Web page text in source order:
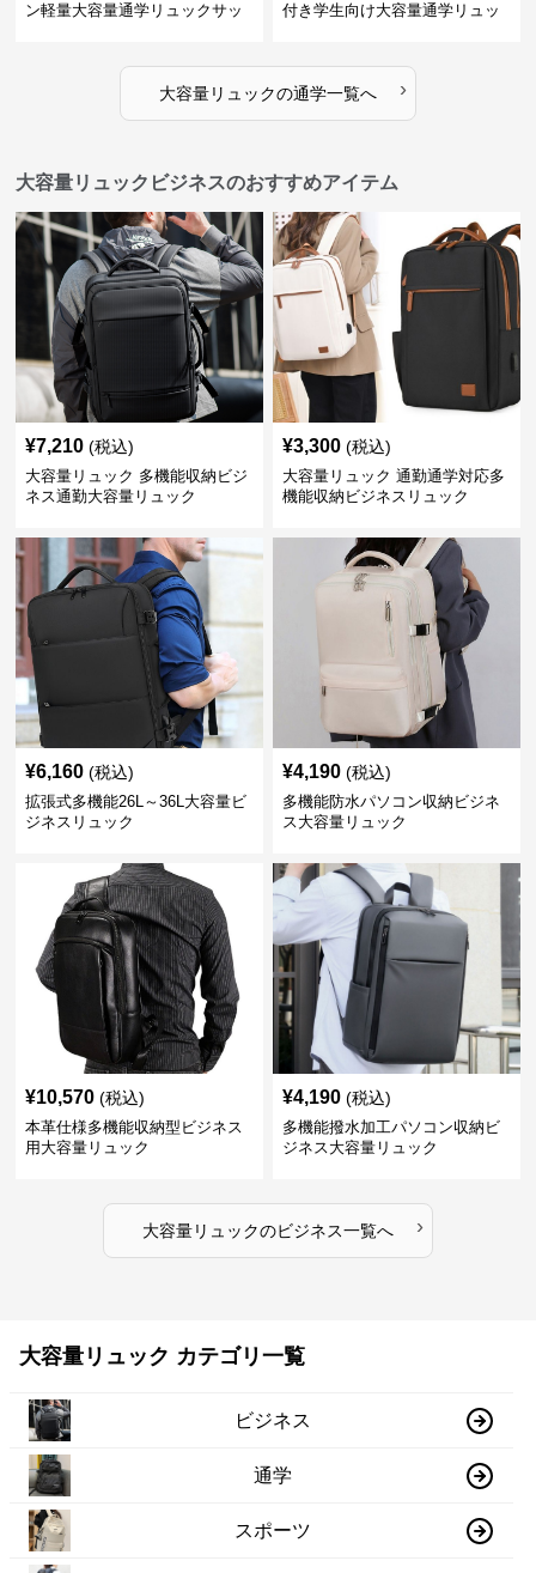
ン軽量大容量通学リュックサッ
付き学生向け大容量通学リュッ
大容量リュックの通学一覧へ ›
大容量リュックビジネスのおすすめアイテム
¥7,210 (税込)
大容量リュック 多機能収納ビジ
ネス通勤大容量リュック
¥3,300 (税込)
大容量リュック 通勤通学対応多
機能収納ビジネスリュック
¥6,160 (税込)
拡張式多機能26L～36L大容量ビ
ジネスリュック
¥4,190 (税込)
多機能防水パソコン収納ビジネ
ス大容量リュック
¥10,570 (税込)
本革仕様多機能収納型ビジネス
用大容量リュック
¥4,190 (税込)
多機能撥水加工パソコン収納ビ
ジネス大容量リュック
大容量リュックのビジネス一覧へ ›
大容量リュック カテゴリ一覧
ビジネス
通学
スポーツ